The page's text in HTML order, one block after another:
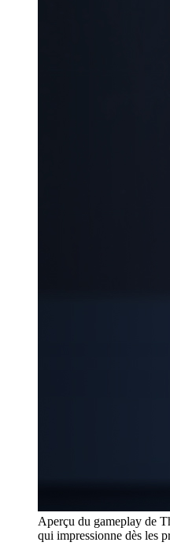
Aperçu du gameplay de
qui impressionne dès les